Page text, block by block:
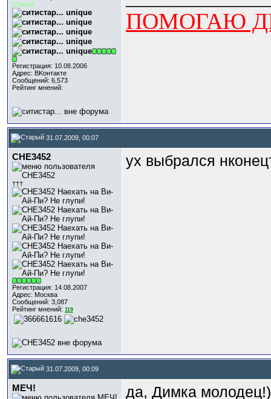
Chanel
Регистрация: 10.08.2006
Адрес: BKонтактe
Сообщений: 6,573
Рейтинг мнений:
ПОМОГАЮ
31.07.2009, 00:07
CHE3452
†††
Регистрация: 14.08.2007
Адрес: Москва
Сообщений: 3,087
Рейтинг мнений: 119
ух выбрался
31.07.2009, 00:09
МЕЧ! да, Димка